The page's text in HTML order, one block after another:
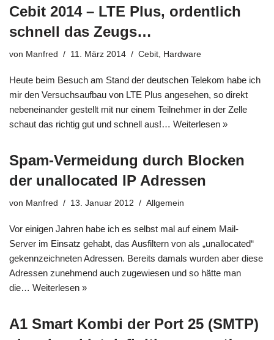
Cebit 2014 – LTE Plus, ordentlich
schnell das Zeugs…
von Manfred 11. März 2014 Cebit Hardware
Heute beim Besuch am Stand der deutschen Telekom habe ich
mir den Versuchsaufbau von LTE Plus angesehen, so direkt
nebeneinander gestellt mit nur einem Teilnehmer in der Zelle
schaut das richtig gut und schnell aus!… Weiterlesen »
Spam-Vermeidung durch Blocken
der unallocated IP Adressen
von Manfred 13. Januar 2012 Allgemein
Vor einigen Jahren habe ich es selbst mal auf einem Mail-
Server im Einsatz gehabt, das Ausfiltern von als „unallocated“
gekennzeichneten Adressen. Bereits damals wurden aber diese
Adressen zunehmend auch zugewiesen und so hätte man
die… Weiterlesen »
A1 Smart Kombi der Port 25 (SMTP)